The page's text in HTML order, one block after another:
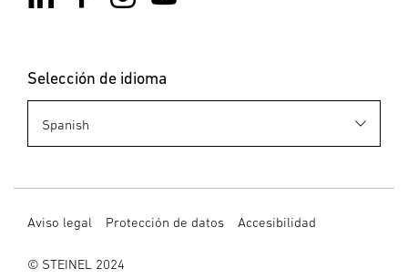
Selección de idioma
Aviso legal Protección de datos Accesibilidad
© STEINEL 2024